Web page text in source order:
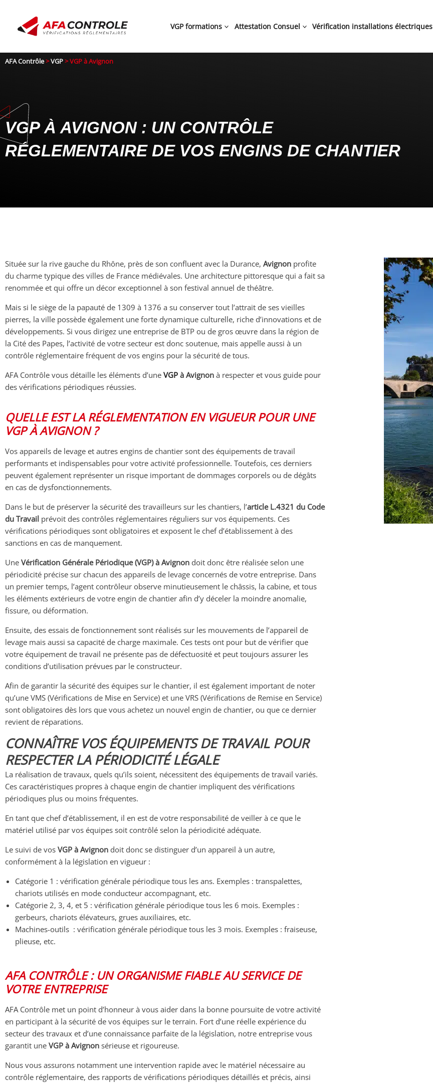
contenu
VGP formations Attestation Consuel Vérification installations électriques
AFA Contrôle>VGP>VGP à Avignon
VGP À AVIGNON : UN CONTRÔLE
RÉGLEMENTAIRE DE VOS ENGINS DE CHANTIER
Située sur la rive gauche du Rhône, près de son confluent avec la Durance, Avignon profite
du charme typique des villes de France médiévales. Une architecture pittoresque qui a fait sa
renommée et qui offre un décor exceptionnel à son festival annuel de théâtre.
Mais si le siège de la papauté de 1309 à 1376 a su conserver tout l’attrait de ses vieilles
pierres, la ville possède également une forte dynamique culturelle, riche d’innovations et de
développements. Si vous dirigez une entreprise de BTP ou de gros œuvre dans la région de
la Cité des Papes, l’activité de votre secteur est donc soutenue, mais appelle aussi à un
contrôle réglementaire fréquent de vos engins pour la sécurité de tous.
AFA Contrôle vous détaille les éléments d’une VGP à Avignon à respecter et vous guide pour
des vérifications périodiques réussies.
QUELLE EST LA RÉGLEMENTATION EN VIGUEUR POUR UNE
VGP À AVIGNON ?
Vos appareils de levage et autres engins de chantier sont des équipements de travail
performants et indispensables pour votre activité professionnelle. Toutefois, ces derniers
peuvent également représenter un risque important de dommages corporels ou de dégâts
en cas de dysfonctionnements.
Dans le but de préserver la sécurité des travailleurs sur les chantiers, l’article L.4321 du Code
du Travail prévoit des contrôles réglementaires réguliers sur vos équipements. Ces
vérifications périodiques sont obligatoires et exposent le chef d’établissement à des
sanctions en cas de manquement.
Une Vérification Générale Périodique (VGP) à Avignon doit donc être réalisée selon une
périodicité précise sur chacun des appareils de levage concernés de votre entreprise. Dans
un premier temps, l’agent contrôleur observe minutieusement le châssis, la cabine, et tous
les éléments extérieurs de votre engin de chantier afin d’y déceler la moindre anomalie,
fissure, ou déformation.
Ensuite, des essais de fonctionnement sont réalisés sur les mouvements de l’appareil de
levage mais aussi sa capacité de charge maximale. Ces tests ont pour but de vérifier que
votre équipement de travail ne présente pas de défectuosité et peut toujours assurer les
conditions d’utilisation prévues par le constructeur.
Afin de garantir la sécurité des équipes sur le chantier, il est également important de noter
qu’une VMS (Vérifications de Mise en Service) et une VRS (Vérifications de Remise en Service)
sont obligatoires dès lors que vous achetez un nouvel engin de chantier, ou que ce dernier
revient de réparations.
CONNAÎTRE VOS ÉQUIPEMENTS DE TRAVAIL POUR
RESPECTER LA PÉRIODICITÉ LÉGALE
La réalisation de travaux, quels qu’ils soient, nécessitent des équipements de travail variés.
Ces caractéristiques propres à chaque engin de chantier impliquent des vérifications
périodiques plus ou moins fréquentes.
En tant que chef d’établissement, il en est de votre responsabilité de veiller à ce que le
matériel utilisé par vos équipes soit contrôlé selon la périodicité adéquate.
Le suivi de vos VGP à Avignon doit donc se distinguer d’un appareil à un autre,
conformément à la législation en vigueur :
Catégorie 1 : vérification générale périodique tous les ans. Exemples : transpalettes,
chariots utilisés en mode conducteur accompagnant, etc.
Catégorie 2, 3, 4, et 5 : vérification générale périodique tous les 6 mois. Exemples :
gerbeurs, chariots élévateurs, grues auxiliaires, etc.
Machines-outils : vérification générale périodique tous les 3 mois. Exemples : fraiseuse,
plieuse, etc.
AFA CONTRÔLE : UN ORGANISME FIABLE AU SERVICE DE
VOTRE ENTREPRISE
AFA Contrôle met un point d’honneur à vous aider dans la bonne poursuite de votre activité
en participant à la sécurité de vos équipes sur le terrain. Fort d’une réelle expérience du
secteur des travaux et d’une connaissance parfaite de la législation, notre entreprise vous
garantit une VGP à Avignon sérieuse et rigoureuse.
Nous vous assurons notamment une intervention rapide avec le matériel nécessaire au
contrôle réglementaire, des rapports de vérifications périodiques détaillés et précis, ainsi